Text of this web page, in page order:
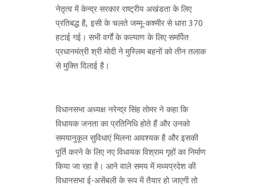
नेतृत्व में केन्द्र सरकार राष्ट्रीय अखंडता के लिए
प्रतिबद्ध है, इसी के चलते जम्मू-कश्मीर से धारा 370
हटाई गई। सभी वर्गों के कल्याण के लिए समर्पित
प्रधानमंत्री श्री मोदी ने मुस्लिम बहनों को तीन तलाक
से मुक्ति दिलाई है।
विधानसभा अध्यक्ष नरेन्द्र सिंह तोमर ने कहा कि
विधायक जनता का प्रतिनिधि होते हैं और उनको
समयानुकूल सुविधाएं मिलना आवश्यक है और इसकी
पूर्ति करने के लिए नए विधायक विश्राम गृहों का निर्माण
किया जा रहा है। आने वाले समय में मध्यप्रदेश की
विधानसभा ई-असेंबली के रूप में तैयार हो जाएगी तो